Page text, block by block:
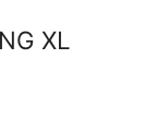
XL